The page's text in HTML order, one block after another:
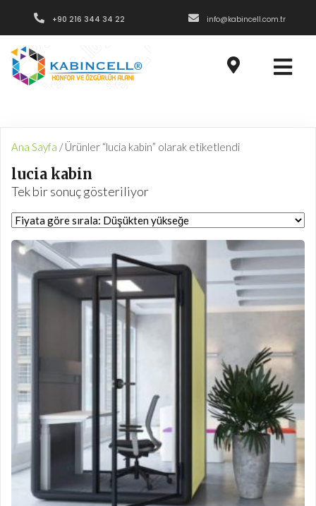
+90 216 344 34 22 info@kabincell.com.tr
Ana Sayfa / Ürünler “lucia kabin” olarak etiketlendi
lucia kabin
Tek bir sonuç gösteriliyor